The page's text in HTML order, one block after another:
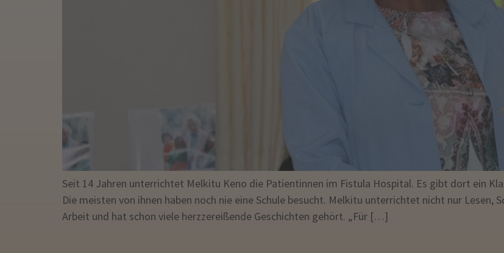
Seit 14 Jahren unterrichtet Melkitu Keno die Patientinnen im Fistula Hospital. Es gibt dort ein
Die meisten von ihnen haben noch nie eine Schule besucht. Melkitu unterrichtet nicht nur Lesen,
Arbeit und hat schon viele herzzereißende Geschichten gehört. „Für […]